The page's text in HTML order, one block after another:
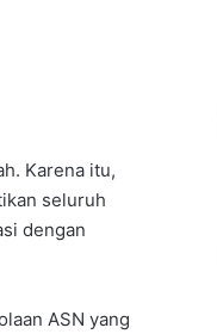
Karena itu,
seluruh
dengan
ASN yang